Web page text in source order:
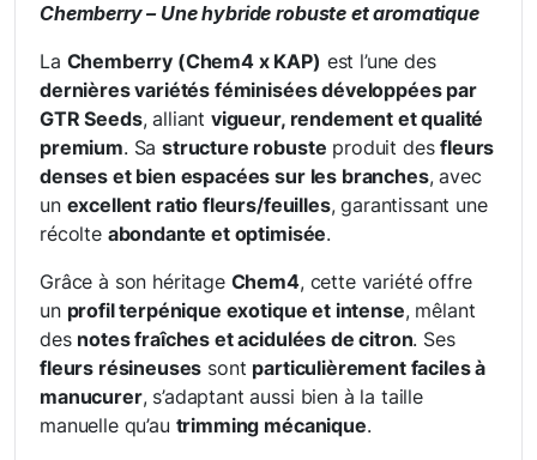
Chemberry – Une hybride robuste et aromatique
La Chemberry (Chem4 x KAP) est l’une des
dernières variétés féminisées développées par
GTR Seeds, alliant vigueur, rendement et qualité
premium. Sastructure robuste produit desfleurs
denses et bien espacées sur les branches, avec
un excellent ratio fleurs/feuilles, garantissant une
récolte abondante et optimisée.
Grâce à son héritage Chem4, cette variété offre
un profil terpénique exotique et intense, mêlant
des notes fraîches et acidulées de citron. Ses
fleurs résineuses sont particulièrement faciles à
manucurer, s’adaptant aussi bien à la taille
manuelle qu’au trimming mécanique.